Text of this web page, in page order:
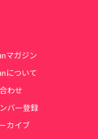
マガジン
について
わせ
バー登録
カイブ